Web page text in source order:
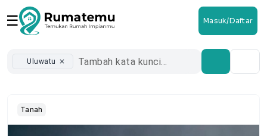
☰ Masuk/Daftar
Uluwatu close
Tanah